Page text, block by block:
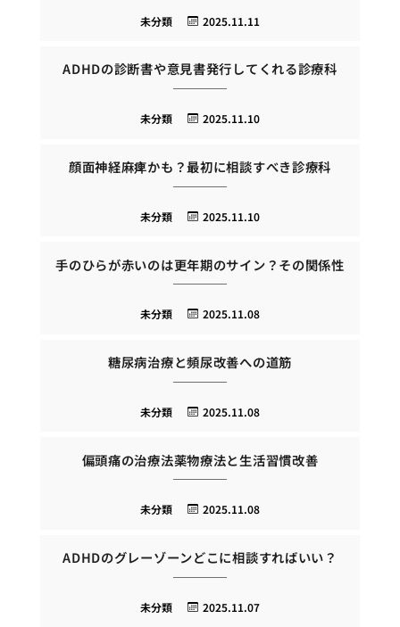
2025.11.11
未分類
ADHDの診断書や意見書発行してくれる診療科
2025.11.10
未分類
顔面神経麻痺かも？最初に相談すべき診療科
2025.11.10
未分類
手のひらが赤いのは更年期のサイン？その関係性
2025.11.08
未分類
糖尿病治療と頻尿改善への道筋
2025.11.08
未分類
偏頭痛の治療法薬物療法と生活習慣改善
2025.11.08
未分類
ADHDのグレーゾーンどこに相談すればいい？
2025.11.07
未分類